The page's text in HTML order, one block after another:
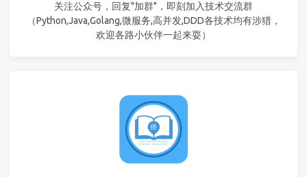
关注公众号，回复"加群"，即刻加入技术交流群
（Python,Java,Golang,微服务,高并发,DDD各技术均有涉猎，
欢迎各路小伙伴一起来耍）